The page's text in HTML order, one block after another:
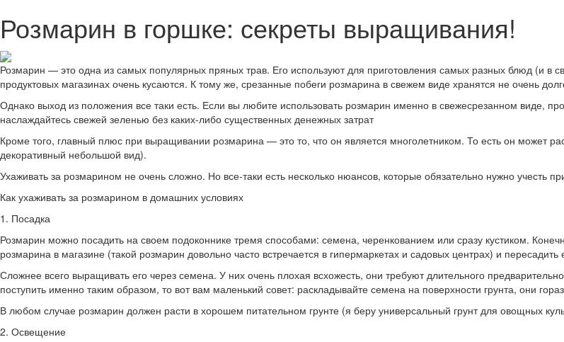
Розмарин в горшке: секреты выращивания!
Розмарин — это одна из самых популярных пряных трав. Его используют для приготовления самых разных блюд (и в
продуктовых магазинах очень кусаются. К тому же, срезанные побеги розмарина в свежем виде хранятся не очень
Однако выход из положения все таки есть. Если вы любите использовать розмарин именно в свежесрезанном виде,
наслаждайтесь свежей зеленью без каких-либо существенных денежных затрат
Кроме того, главный плюс при выращивании розмарина — это то, что он является многолетником. То есть он может
декоративный небольшой вид).
Ухаживать за розмарином не очень сложно. Но все-таки есть несколько нюансов, которые обязательно нужно учесть
Как ухаживать за розмарином в домашних условиях
1. Посадка
Розмарин можно посадить на своем подоконнике тремя способами: семена, черенкованием или сразу кустиком.
розмарина в магазине (такой розмарин довольно часто встречается в гипермаркетах и садовых центрах) и
Сложнее всего выращивать его через семена. У них очень плохая всхожесть, они требуют длительного
поступить именно таким образом, то вот вам маленький совет: раскладывайте семена на поверхности грунта, они
В любом случае розмарин должен расти в хорошем питательном грунте (я беру универсальный грунт для овощных
2. Освещение